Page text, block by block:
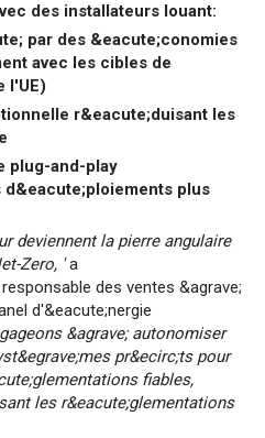
des installateurs louant:
par des &eacute;conomies
avec les cibles de
l'UE)
r&eacute;duisant les
plug-and-play
plus
deviennent la pierre angulaire
Zero, 'a
des ventes &agrave;
d'&eacute;nergie
&agrave; autonomiser
pr&ecirc;ts pour
fiables,
les r&eacute;glementations